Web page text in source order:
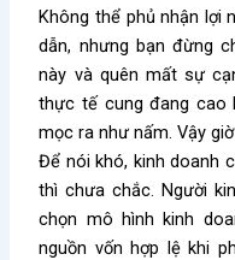
Không thể phủ nhận lợi
dẫn, nhưng bạn đừng
này và quên mất sự
thực tế cung đang cao
mọc ra như nấm. Vậy
Để nói khó, kinh doanh
thì chưa chắc. Người
chọn mô hình kinh
nguồn vốn hợp lệ khi